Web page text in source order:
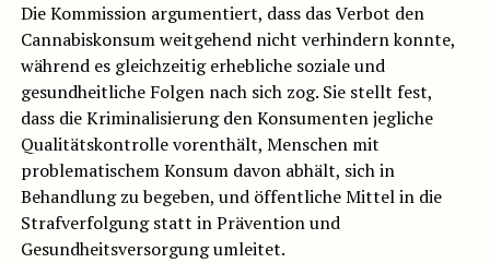
Die Kommission argumentiert, dass das Verbot den
Cannabiskonsum weitgehend nicht verhindern konnte,
während es gleichzeitig erhebliche soziale und
gesundheitliche Folgen nach sich zog. Sie stellt fest,
dass die Kriminalisierung den Konsumenten jegliche
Qualitätskontrolle vorenthält, Menschen mit
problematischem Konsum davon abhält, sich in
Behandlung zu begeben, und öffentliche Mittel in die
Strafverfolgung statt in Prävention und
Gesundheitsversorgung umleitet.